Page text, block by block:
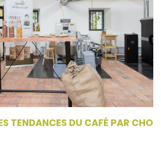
TENDANCES DU CAFÉ PAR CHO